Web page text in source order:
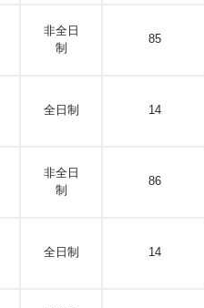
非全日
制
85
全日制 14
非全日
制
86
全日制 14